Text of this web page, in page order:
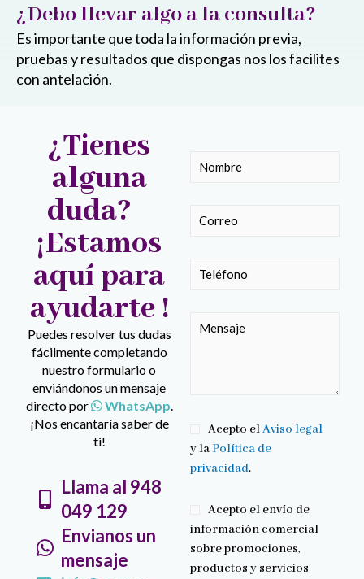
¿Debo llevar algo a la consulta?
Es importante que toda la información previa,
pruebas y resultados que dispongas nos los facilites
con antelación.
¿Tienes
alguna
duda?
¡Estamos
aquí para
ayudarte !
Puedes resolver tus dudas
fácilmente completando
nuestro formulario o
enviándonos un mensaje
directo por
WhatsApp.
¡Nos encantaría saber de
ti!
Llama al 948
049 129
Envianos un
mensaje
Acepto elAviso legal
y laPolítica de
privacidad.
Acepto el envío de
información comercial
sobre promociones,
productos y servicios